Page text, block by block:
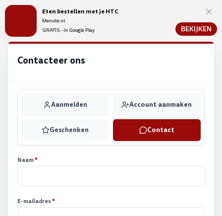
Eten bestellen met je HTC
Menute.nl
GRATIS - In Google Play
BEKIJKEN
Menute.be
Contacteer ons
Aanmelden Account aanmaken
Geschenken Contact
Naam*
E-mailadres*